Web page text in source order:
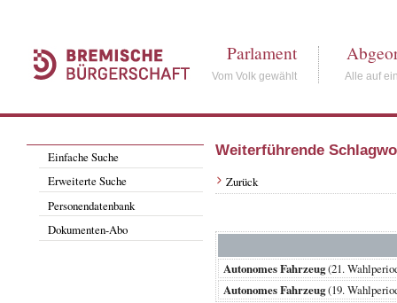
Parlament
Vom Volk gewählt Alle auf
Einfache Suche
Erweiterte Suche
Personendatenbank
Dokumenten-Abo
Weiterführende
Zurück
Autonomes Fahrzeug(21.
Autonomes Fahrzeug(19.